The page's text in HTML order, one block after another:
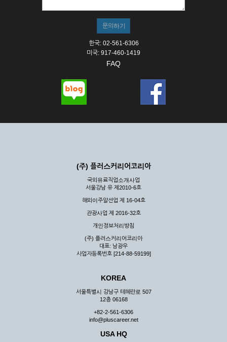
한국: 02-561-6306
미국: 917-460-1419
FAQ
(주) 플러스커리어코리아
국외유료직업소개사업
서울강남 유 제2010-6호
해외이주알선업 제 16-04호
관광사업 제 2016-32호
개인정보처리방침
(주) 플러스커리어코리아
대표: 남광우
사업자등록번호 [214-88-59199]
KOREA
서울특별시 강남구 테헤란로 507
12층 06168
+82-2-561-6306
info@pluscareer.net
USA HQ